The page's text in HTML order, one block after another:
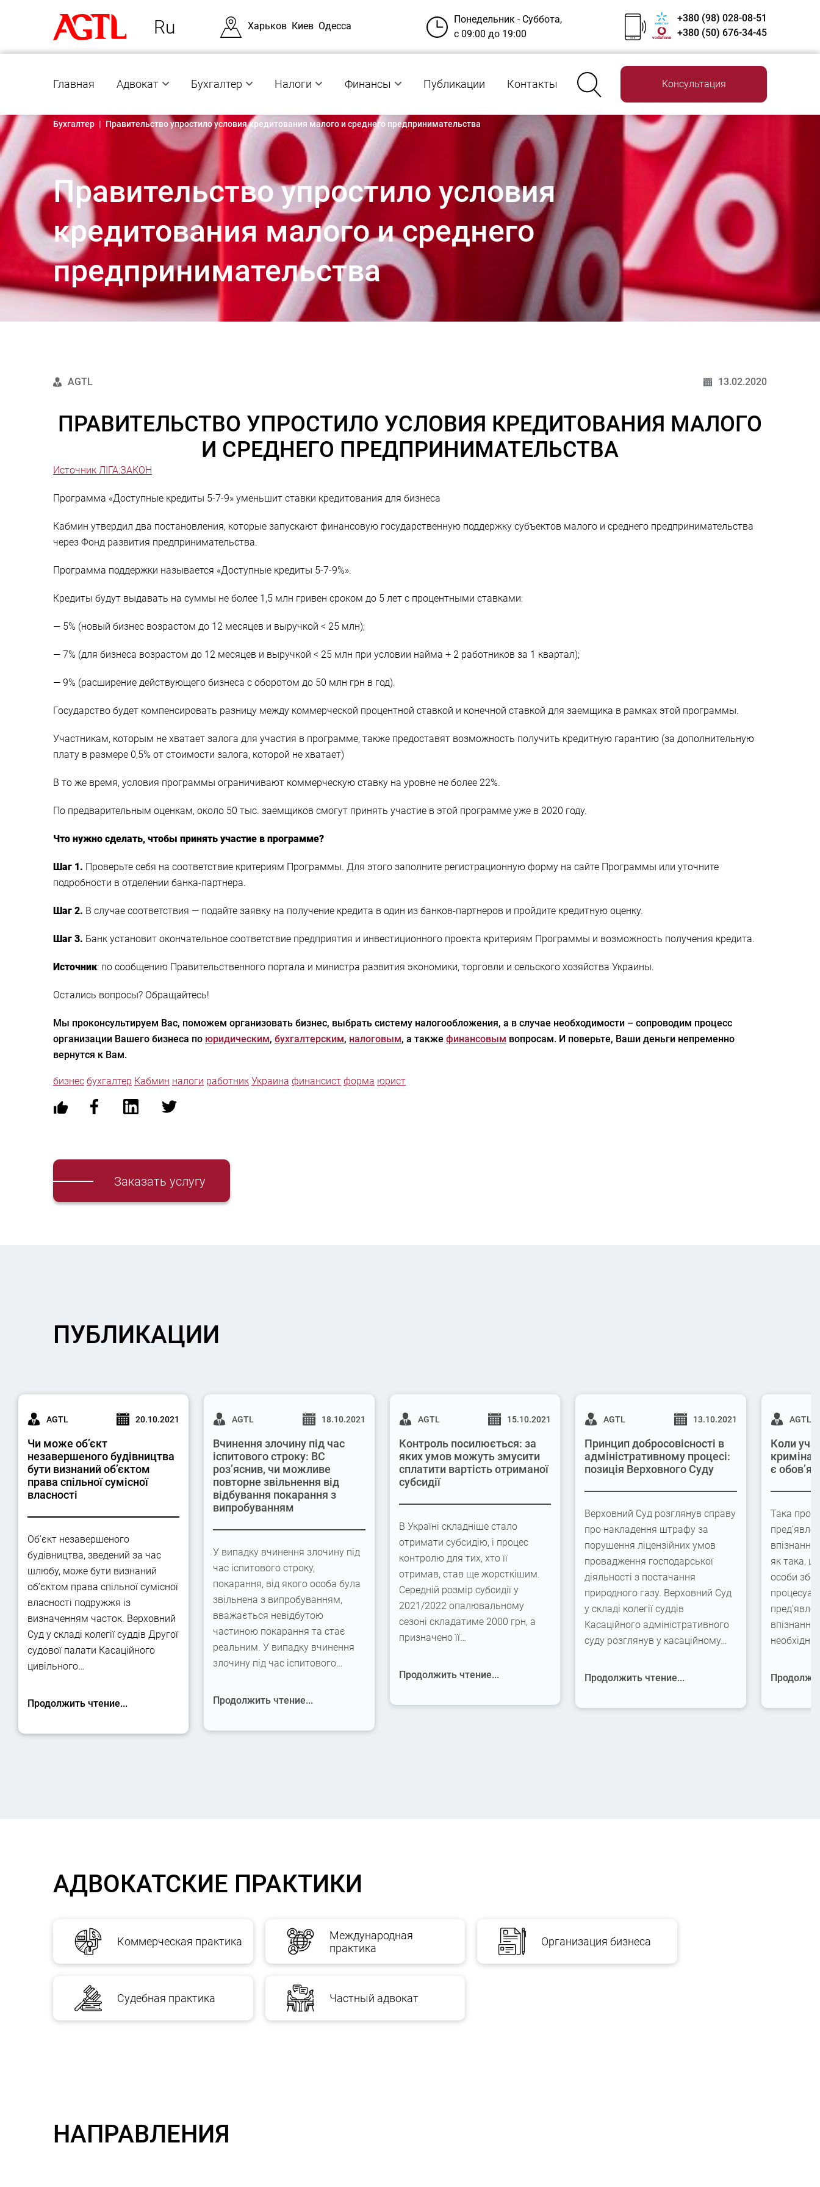
Ru Харьков Киев Одесса
Понедельник - Суббота,
с 09:00 до 19:00
+380 (98) 028-08-51
+380 (50) 676-34-45
Главная Адвокат Бухгалтер Налоги Финансы Публикации Контакты Консультация
Бухгалтер | Правительство упростило условия кредитования малого и среднего предпринимательства
Правительство упростило условия
кредитования малого и среднего
предпринимательства
AGTL 13.02.2020
ПРАВИТЕЛЬСТВО УПРОСТИЛО УСЛОВИЯ КРЕДИТОВАНИЯ МАЛОГО
И СРЕДНЕГО ПРЕДПРИНИМАТЕЛЬСТВА
Источник ЛІГА:ЗАКОН
Программа «Доступные кредиты 5-7-9» уменьшит ставки кредитования для бизнеса
Кабмин утвердил два постановления, которые запускают финансовую государственную поддержку субъектов малого и среднего предпринимательства
через Фонд развития предпринимательства.
Программа поддержки называется «Доступные кредиты 5-7-9%».
Кредиты будут выдавать на суммы не более 1,5 млн гривен сроком до 5 лет с процентными ставками:
— 5% (новый бизнес возрастом до 12 месяцев и выручкой < 25 млн);
— 7% (для бизнеса возрастом до 12 месяцев и выручкой < 25 млн при условии найма + 2 работников за 1 квартал);
— 9% (расширение действующего бизнеса с оборотом до 50 млн грн в год).
Государство будет компенсировать разницу между коммерческой процентной ставкой и конечной ставкой для заемщика в рамках этой программы.
Участникам, которым не хватает залога для участия в программе, также предоставят возможность получить кредитную гарантию (за дополнительную
плату в размере 0,5% от стоимости залога, которой не хватает)
В то же время, условия программы ограничивают коммерческую ставку на уровне не более 22%.
По предварительным оценкам, около 50 тыс. заемщиков смогут принять участие в этой программе уже в 2020 году.
Что нужно сделать, чтобы принять участие в программе?
Шаг 1. Проверьте себя на соответствие критериям Программы. Для этого заполните регистрационную форму на сайте Программы или уточните
подробности в отделении банка-партнера.
Шаг 2. В случае соответствия — подайте заявку на получение кредита в один из банков-партнеров и пройдите кредитную оценку.
Шаг 3. Банк установит окончательное соответствие предприятия и инвестиционного проекта критериям Программы и возможность получения кредита.
Источник: по сообщению Правительственного портала и министра развития экономики, торговли и сельского хозяйства Украины.
Остались вопросы? Обращайтесь!
Мы проконсультируем Вас, поможем организовать бизнес, выбрать систему налогообложения, а в случае необходимости – сопроводим процесс
организации Вашего бизнеса по юридическим, бухгалтерским, налоговым, а также финансовым вопросам. И поверьте, Ваши деньги непременно
вернутся к Вам.
бизнес бухгалтер Кабмин налоги работник Украина финансист форма юрист
Заказать услугу
ПУБЛИКАЦИИ
AGTL 20.10.2021
Чи може об’єкт
незавершеного будівництва
бути визнаний об’єктом
права спільної сумісної
власності
Об’єкт незавершеного
будівництва, зведений за час
шлюбу, може бути визнаний
об’єктом права спільної сумісної
власності подружжя із
визначенням часток. Верховний
Суд у складі колегії суддів Другої
судової палати Касаційного
цивільного…
Продолжить чтение...
AGTL 18.10.2021
Вчинення злочину під час
іспитового строку: ВС
роз’яснив, чи можливе
повторне звільнення від
відбування покарання з
випробуванням
У випадку вчинення злочину під
час іспитового строку,
покарання, від якого особа була
звільнена з випробуванням,
вважається невідбутою
частиною покарання та стає
реальним. У випадку вчинення
злочину під час іспитового…
Продолжить чтение...
AGTL 15.10.2021
Контроль посилюється: за
яких умов можуть змусити
сплатити вартість отриманої
субсидії
В Україні складніше стало
отримати субсидію, і процес
контролю для тих, хто її
отримав, став ще жорсткішим.
Середній розмір субсидії у
2021/2022 опалювальному
сезоні складатиме 2000 грн, а
призначено її…
Продолжить чтение...
AGTL 13.10.2021
Принцип добросовісності в
адміністративному процесі:
позиція Верховного Суду
Верховний Суд розглянув справу
про накладення штрафу за
порушення ліцензійних умов
провадження господарської
діяльності з постачання
природного газу. Верховний Суд
у складі колегії суддів
Касаційного адміністративного
суду розглянув у касаційному…
Продолжить чтение...
AGTL
Коли
є
Така
як така,
особи
АДВОКАТСКИЕ ПРАКТИКИ
Коммерческая практика
Международная
практика
Организация бизнеса
Судебная практика Частный адвокат
НАПРАВЛЕНИЯ